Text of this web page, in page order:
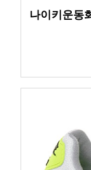
나이키운동